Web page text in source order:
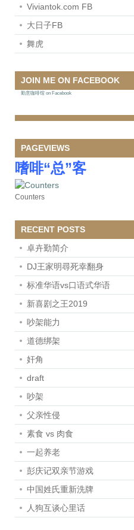
Viviantok.com FB
大日子FB
舞虎
JOIN ME ON FACEBOOK
勤意咖啡馆 on Facebook
PAGEVIEWS
嗜啡“总”客
Counters
RECENT POSTS
卓卉勤简介
DJ王家明尋死幸翻身
标准华语vs口语式华语
新喜剧之王2019
吵架能力
道德绑架
奸角
draft
吵架
父亲性侵
素食 vs 肉食
一起养老
彭庆记双亲节游戏
中国姓氏重新洗牌
人狗互谈心里话